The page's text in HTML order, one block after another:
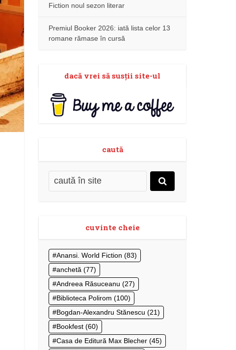
Fiction noul sezon literar
Premiul Booker 2026: iată lista celor 13
romane rămase în cursă
dacă vrei să susţii site-ul
caută
cuvinte cheie
Anansi. World Fiction (83)
anchetă (77)
Andreea Răsuceanu (27)
Biblioteca Polirom (100)
Bogdan-Alexandru Stănescu (21)
Bookfest (60)
Casa de Editură Max Blecher (45)